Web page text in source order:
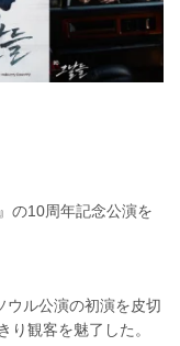
の10周年記念公演を
ウル公演の初演を皮切
り観客を魅了した。